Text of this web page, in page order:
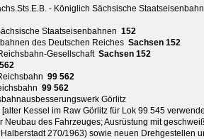
- Königlich Sächsische
Staatseisenbahnen 152
des Deutschen Reiches Sachsen 152
Gesellschaft Sachsen 152
99 562
99 562
Görlitz
Kessel im Raw Görlitz für Lok 99 545
Neubau des Fahrzeuges; Ausrüstung mit
270/1963) sowie neuen Drehgestellen